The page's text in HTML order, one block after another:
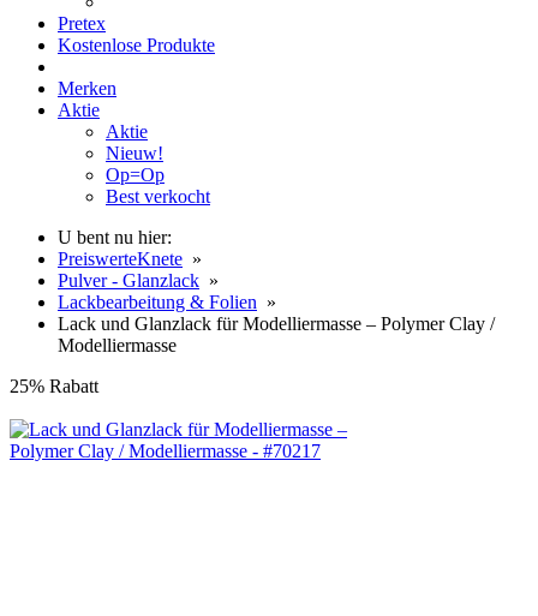
Pretex
Kostenlose Produkte
Merken
Aktie
Aktie
Nieuw!
Op=Op
Best verkocht
U bent nu hier:
PreiswerteKnete »
Pulver - Glanzlack »
Lackbearbeitung & Folien »
Lack und Glanzlack für Modelliermasse – Polymer Clay /
Modelliermasse
25% Rabatt